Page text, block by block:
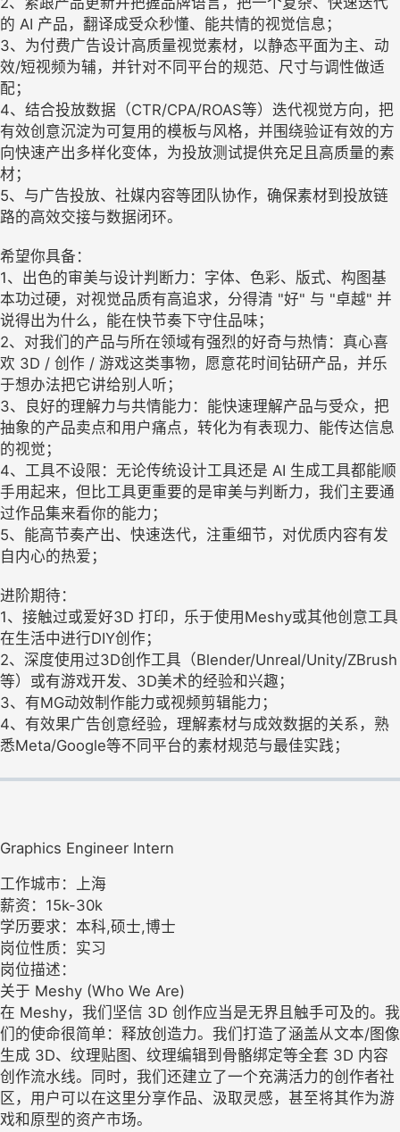
的 AI 产品，翻译成受众秒懂、能共情的视觉信息；
3、为付费广告设计高质量视觉素材，以静态平面为主、动
效/短视频为辅，并针对不同平台的规范、尺寸与调性做适
配；
4、结合投放数据（CTR/CPA/ROAS等）迭代视觉方向，把
有效创意沉淀为可复用的模板与风格，并围绕验证有效的方
向快速产出多样化变体，为投放测试提供充足且高质量的素
材；
5、与广告投放、社媒内容等团队协作，确保素材到投放链
路的高效交接与数据闭环。
希望你具备：
1、出色的审美与设计判断力：字体、色彩、版式、构图基
本功过硬，对视觉品质有高追求，分得清 "好" 与 "卓越" 并
说得出为什么，能在快节奏下守住品味；
2、对我们的产品与所在领域有强烈的好奇与热情：真心喜
欢 3D / 创作 / 游戏这类事物，愿意花时间钻研产品，并乐
于想办法把它讲给别人听；
3、良好的理解力与共情能力：能快速理解产品与受众，把
抽象的产品卖点和用户痛点，转化为有表现力、能传达信息
的视觉；
4、工具不设限：无论传统设计工具还是 AI 生成工具都能顺
手用起来，但比工具更重要的是审美与判断力，我们主要通
过作品集来看你的能力；
5、能高节奏产出、快速迭代，注重细节，对优质内容有发
自内心的热爱；
进阶期待：
1、接触过或爱好3D 打印，乐于使用Meshy或其他创意工具
在生活中进行DIY创作；
2、深度使用过3D创作工具（Blender/Unreal/Unity/ZBrush
等）或有游戏开发、3D美术的经验和兴趣；
3、有MG动效制作能力或视频剪辑能力；
4、有效果广告创意经验，理解素材与成效数据的关系，熟
悉Meta/Google等不同平台的素材规范与最佳实践；
Graphics Engineer Intern
工作城市：上海
薪资：15k-30k
学历要求：本科,硕士,博士
岗位性质：实习
岗位描述：
关于 Meshy (Who We Are)
在 Meshy，我们坚信 3D 创作应当是无界且触手可及的。我
们的使命很简单：释放创造力。我们打造了涵盖从文本/图像
生成 3D、纹理贴图、纹理编辑到骨骼绑定等全套 3D 内容
创作流水线。同时，我们还建立了一个充满活力的创作者社
区，用户可以在这里分享作品、汲取灵感，甚至将其作为游
戏和原型的资产市场。